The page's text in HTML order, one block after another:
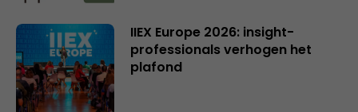
IIEX Europe 2026: insight-
professionals verhogen het
plafond